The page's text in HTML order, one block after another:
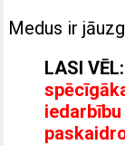
Medus ir
LASI VĒL: